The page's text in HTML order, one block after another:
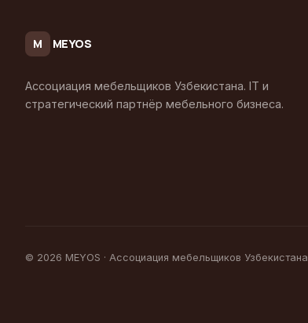
M MEYOS
Ассоциация мебельщиков Узбекистана. IT и
стратегический партнёр мебельного бизнеса.
© 2026 MEYOS · Ассоциация мебельщиков Узбекистана